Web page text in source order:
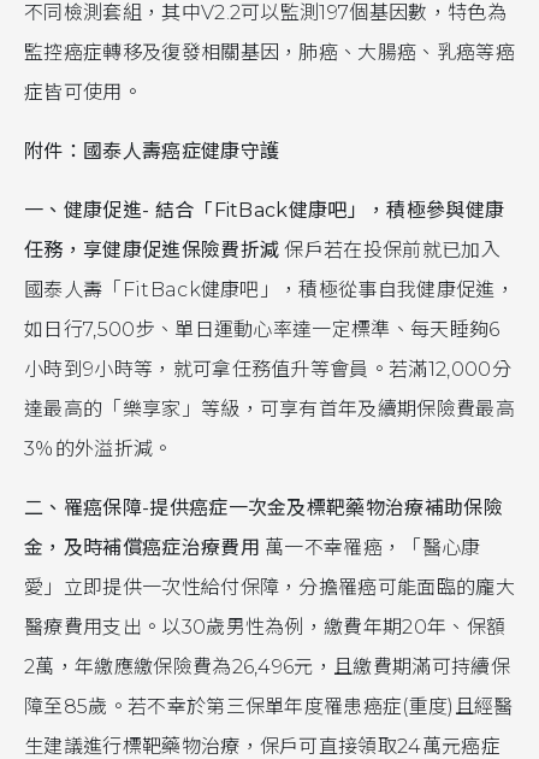
不同檢測套組，其中V2.2可以監測197個基因數，特色為
監控癌症轉移及復發相關基因，肺癌、大腸癌、乳癌等癌
症皆可使用。
附件：國泰人壽癌症健康守護
一、健康促進- 結合「FitBack健康吧」，積極參與健康
任務，享健康促進保險費折減 保戶若在投保前就已加入
國泰人壽「FitBack健康吧」，積極從事自我健康促進，
如日行7,500步、單日運動心率達一定標準、每天睡夠6
小時到9小時等，就可拿任務值升等會員。若滿12,000分
達最高的「樂享家」等級，可享有首年及續期保險費最高
3％的外溢折減。
二、罹癌保障-提供癌症一次金及標靶藥物治療補助保險
金，及時補償癌症治療費用 萬一不幸罹癌，「醫心康
愛」立即提供一次性給付保障，分擔罹癌可能面臨的龐大
醫療費用支出。以30歲男性為例，繳費年期20年、保額
2萬，年繳應繳保險費為26,496元，且繳費期滿可持續保
障至85歲。若不幸於第三保單年度罹患癌症(重度)且經醫
生建議進行標靶藥物治療，保戶可直接領取24萬元癌症